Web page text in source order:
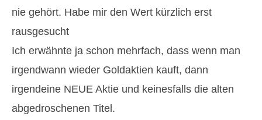
nie gehört. Habe mir den Wert kürzlich erst
rausgesucht
Ich erwähnte ja schon mehrfach, dass wenn man
irgendwann wieder Goldaktien kauft, dann
irgendeine NEUE Aktie und keinesfalls die alten
abgedroschenen Titel.